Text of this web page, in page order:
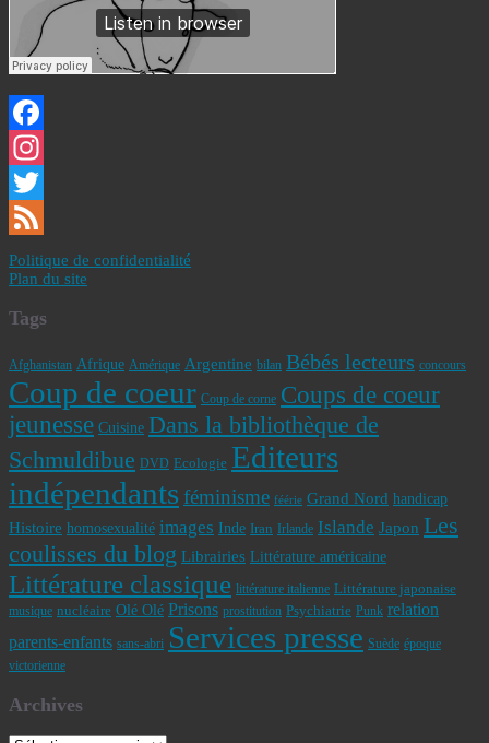
Facebook
Instagram
Twitter
Feed
Politique de confidentialité
Plan du site
Tags
Afghanistan Afrique Amérique Argentine bilan Bébés lecteurs concours
Coup de coeur Coup de corne Coups de coeur
jeunesse Cuisine Dans la bibliothèque de
Schmuldibue DVD Ecologie Editeurs
indépendants féminisme féérie Grand Nord handicap
Histoire homosexualité images Inde Iran Irlande Islande Japon Les
coulisses du blog Librairies Littérature américaine
Littérature classique littérature italienne Littérature japonaise
musique nucléaire Olé Olé Prisons prostitution Psychiatrie Punk relation
parents-enfants sans-abri Services presse Suède époque
victorienne
Archives